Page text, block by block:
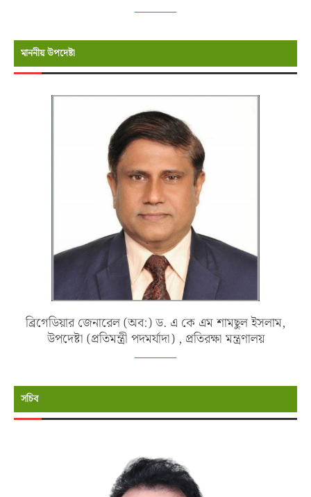
মাননীয় উপদেষ্টা
ব্রিগেডিয়ার জেনারেল (অব:) ড. এ কে এম শামছুল ইসলাম,
উপদেষ্টা (প্রতিমন্ত্রী পদমর্যাদা) , প্রতিরক্ষা মন্ত্রণালয়
সচিব